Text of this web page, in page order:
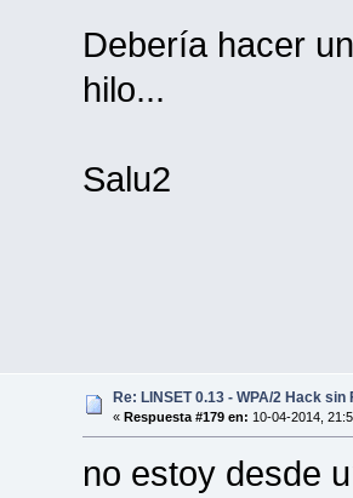
Debería hacer
hilo...
Salu2
Re: LINSET 0.13 - WPA/2 Hack
« Respuesta #179 en: 10-04-2014,
no estoy desde